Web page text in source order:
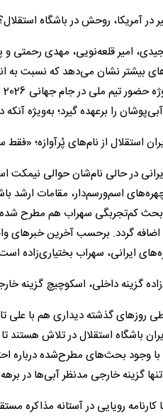
در آمریکا، روحش در باشگاه
امیر قلعه‌نویی، مهدی رحمتی و
بیشتر نشان می‌دهد که نسبت به
را برعهده گیرد؛ به‌ویژه
استقلال از نام‌های پُرآوازه؛
اسم‌ورسم‌دار، مقامات ارشد
بحث کم‌تجربگی سهراب هم مطرح
ایرانی، سهراب بختیاری‌زاده
گزینه داخلی، اسکوچیچ گزینه
روزهای گذشته دیداری هم با علی
باشگاه استقلال در تلاش
گزینه خارجی مدنظر آبی‌ها در
کارنامه رویایی در آستانه مذاکره